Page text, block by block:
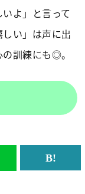
よ」と言って
い」は声に出
訓練にも◎。